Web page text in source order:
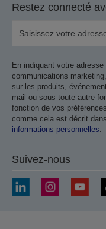
Restez connecté
En indiquant votre
communications
sur les produits,
mail ou sous toute autre
fonction de vos
comme cela est décrit
informations personnelles
Suivez-nous